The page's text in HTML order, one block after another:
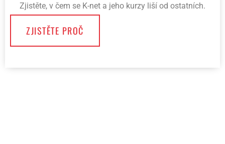
Zjistěte, v čem se K-net a jeho kurzy liší od ostatních.
ZJISTĚTE PROČ